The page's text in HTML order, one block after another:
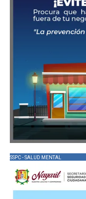
SSPC - SALUD MENTAL